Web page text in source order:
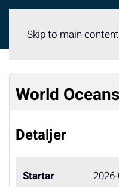
Skip to main content
World
Detaljer
Startar